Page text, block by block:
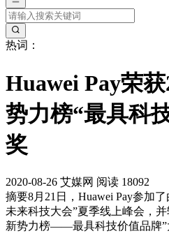
热词：
Huawei Pay荣
势力榜“最具科
奖
2020-08-26 艾媒网 阅读 18092
摘要8月21日，Huawei Pay参加
未来科技大会”夏季线上峰会，
新势力榜——最具科技价值品牌”